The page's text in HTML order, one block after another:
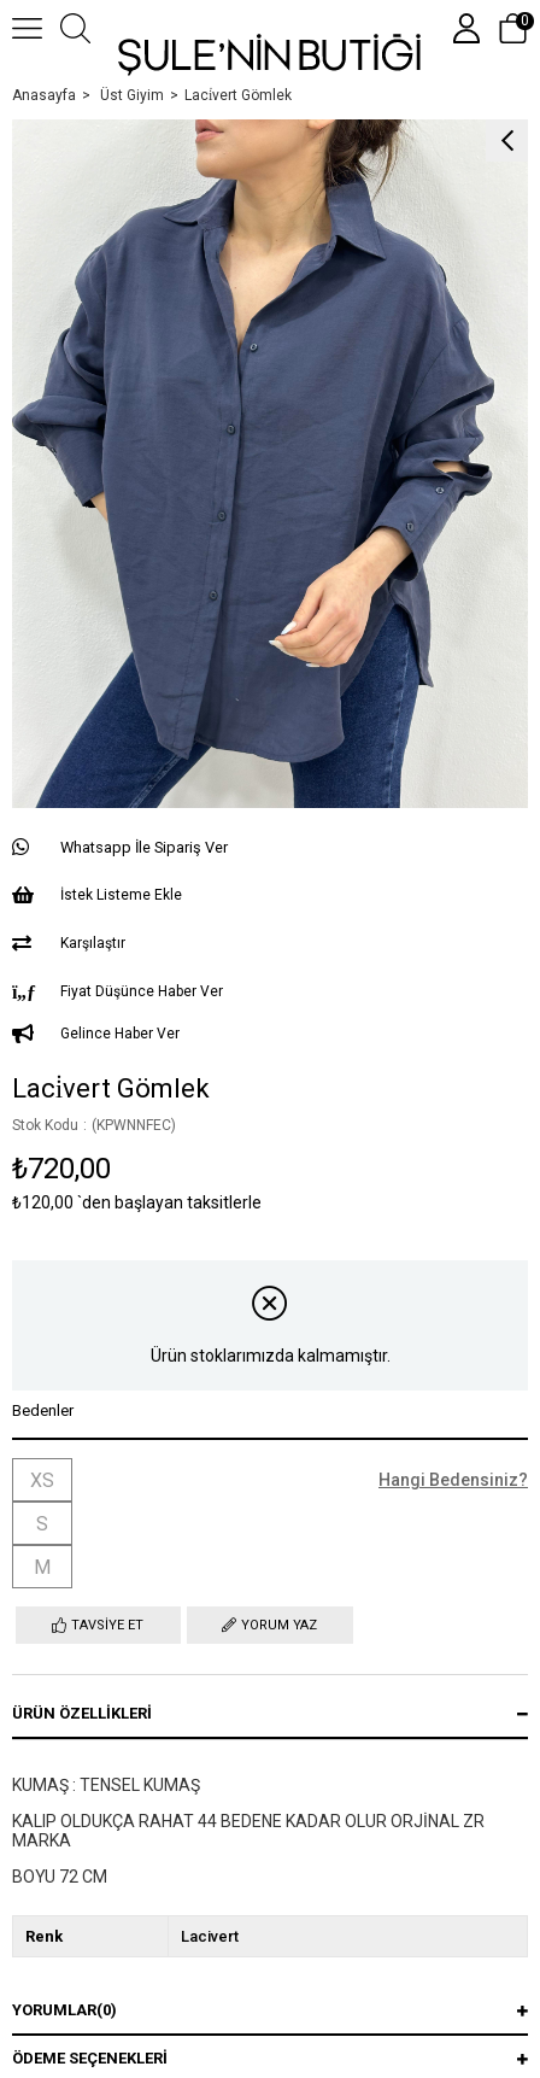
Üye Girişi
0
Anasayfa Üst Giyim Laci̇vert Gömlek
Whatsapp İle Sipariş Ver
İstek Listeme Ekle
Karşılaştır
Fiyat Düşünce Haber Ver
Gelince Haber Ver
Laci̇vert Gömlek
Stok Kodu (KPWNNFEC)
₺720,00
₺120,00 `den başlayan taksitlerle
Ürün stoklarımızda kalmamıştır.
Bedenler
XS
S
M
Hangi Bedensiniz?
TAVSIYE ET YORUM YAZ
ÜRÜN ÖZELLIKLERI
KUMAŞ : TENSEL KUMAŞ
KALIP OLDUKÇA RAHAT 44 BEDENE KADAR OLUR ORJİNAL ZR
MARKA
BOYU 72 CM
Renk Lacivert
YORUMLAR(0)
ÖDEME SEÇENEKLERI